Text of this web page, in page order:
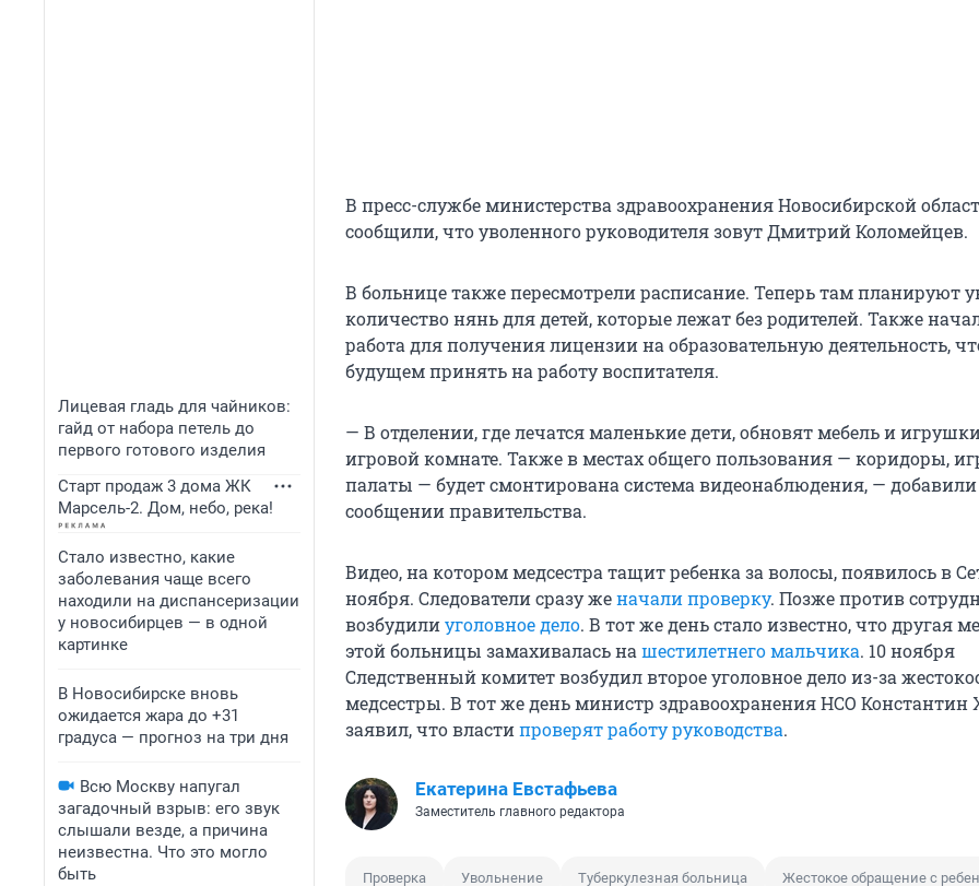
Лицевая гладь для чайников:
гайд от набора петель до
первого готового изделия
Старт продаж 3 дома ЖК
Марсель-2. Дом, небо, река!
Стало известно, какие
заболевания чаще всего
находили на диспансеризации
у новосибирцев — в одной
картинке
В Новосибирске вновь
ожидается жара до +31
градуса — прогноз на три дня
Всю Москву напугал
загадочный взрыв: его звук
слышали везде, а причина
неизвестна. Что это могло
быть
В пресс-службе министерства здравоохранения Новосибирской
сообщили, что уволенного руководителя зовут Дмитрий Коломейцев.
В больнице также пересмотрели расписание. Теперь там планируют
количество нянь для детей, которые лежат без родителей. Также
работа для получения лицензии на образовательную деятельность,
будущем принять на работу воспитателя.
— В отделении, где лечатся маленькие дети, обновят мебель и
игровой комнате. Также в местах общего пользования — коридоры,
палаты — будет смонтирована система видеонаблюдения, —
сообщении правительства.
Видео, на котором медсестра тащит ребенка за волосы, появилось в
ноября. Следователи сразу женачали проверку. Позже против
возбудилиуголовное дело. В тот же день стало известно, что другая
этой больницы замахивалась на шестилетнего мальчика. 10 ноября
Следственный комитет возбудил второе уголовное дело из-за
медсестры. В тот же день министр здравоохранения НСО Константин
заявил, что властипроверят работу руководства.
Екатерина Евстафьева
Заместитель главного редактора
Проверка Увольнение Туберкулезная больница Жестокое обращение с